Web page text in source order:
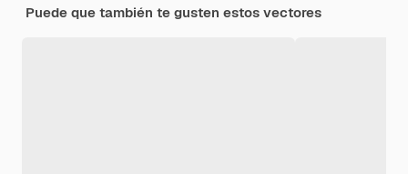
Puede que también te gusten estos vectores